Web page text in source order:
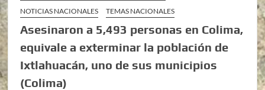
NOTICIAS NACIONALES
TEMAS NACIONALES
Asesinaron a 5,493 personas en Colima,
equivale a exterminar la población de
Ixtlahuacán, uno de sus municipios
(Colima)